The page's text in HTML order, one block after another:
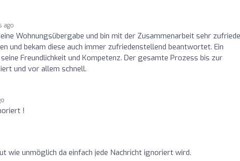
ago
Wohnungsübergabe und bin mit der Zusammenarbeit sehr
und bekam diese auch immer zufriedenstellend beantwortet. Ein
Freundlichkeit und Kompetenz. Der gesamte Prozess bis zur
und vor allem schnell.
!
wie unmöglich da einfach jede Nachricht ignoriert wird.